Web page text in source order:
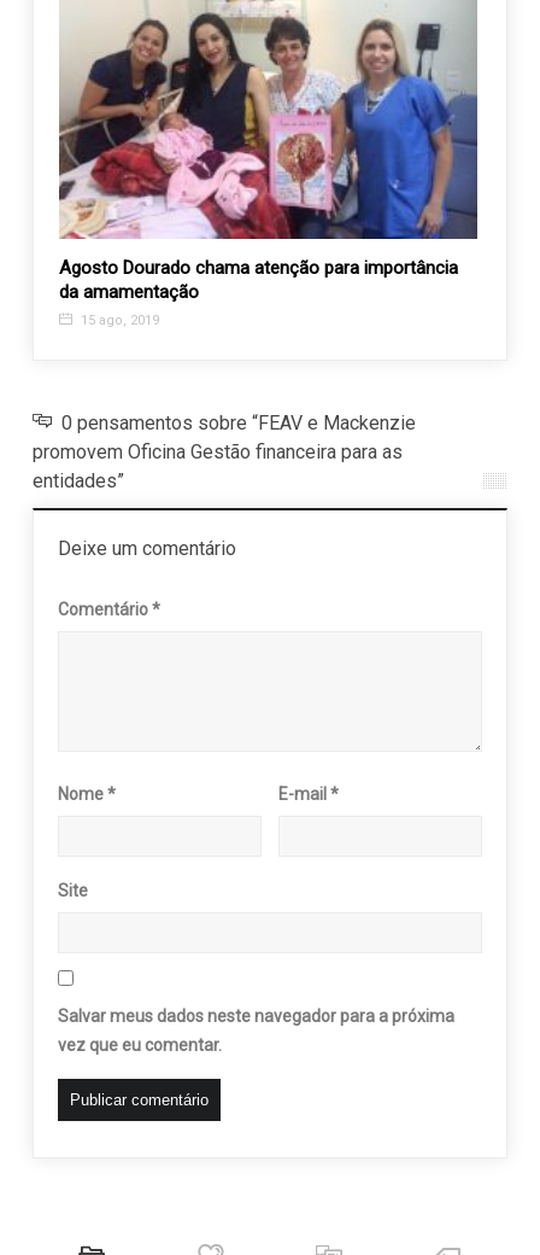
Agosto Dourado chama atenção para importância
da amamentação
15 ago, 2019
0 pensamentos sobre “FEAV e Mackenzie
promovem Oficina Gestão financeira para as
entidades”
Deixe um comentário
Comentário*
Nome* E-mail*
Site
Salvar meus dados neste navegador para a próxima
vez que eu comentar.